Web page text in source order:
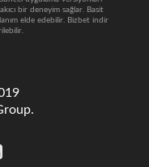
bir deneyim sağlar. Basit
elde edebilir. Bizbet indir